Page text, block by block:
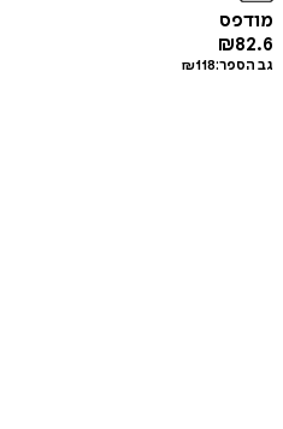
מודפס
₪82.6
גב הספר: ₪118